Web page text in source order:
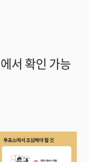
에서 확인 가능